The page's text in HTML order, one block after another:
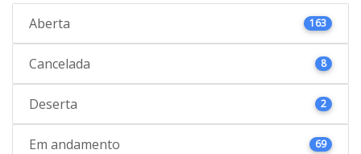
Aberta 163
Cancelada 8
Deserta 2
Em andamento 69